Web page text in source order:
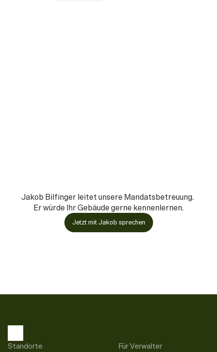
Jakob Bilfinger leitet unsere Mandatsbetreuung.
Er würde Ihr Gebäude gerne kennenlernen.
Jetzt mit Jakob sprechen
Standorte
Für Verwalter